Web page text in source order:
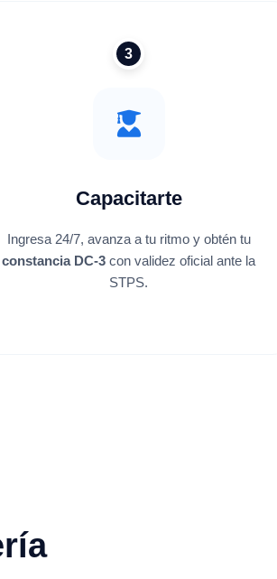
3
Capacitarte
Ingresa 24/7, avanza a tu ritmo y obtén tu
constancia DC-3 con validez oficial ante la
STPS.